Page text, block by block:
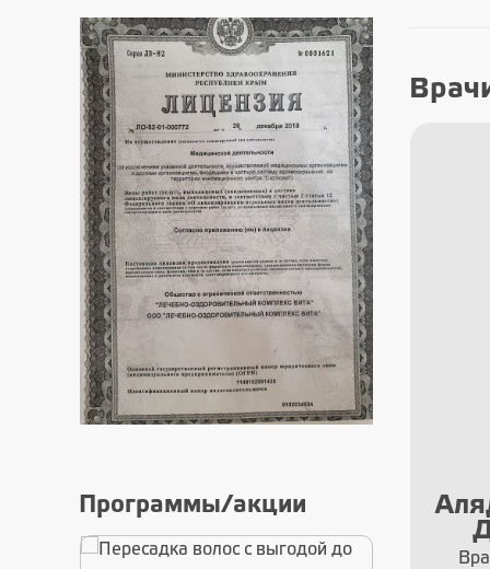
Программы/акции
Самиляк Татьяна
Борисовна
Врач-Специалист гинеколог –